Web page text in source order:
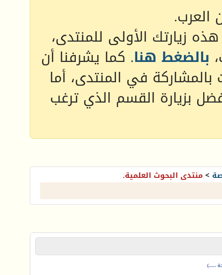
العرب.
زيارتك الأولى للمنتدى،
بالضغط هنا. كما يشرفنا أن
بالمشاركة في المنتدى، أما
بزيارة القسم الذي ترغب
>منتدى البحوث العلمية.
.....)